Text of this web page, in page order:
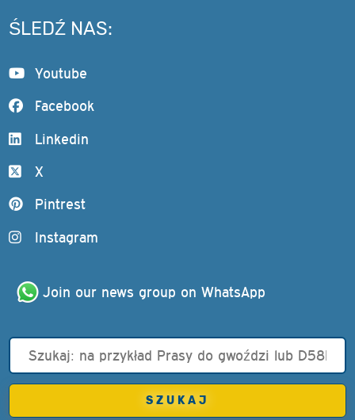
ŚLEDŹ NAS:
Youtube
Facebook
Linkedin
X
Pintrest
Instagram
Join our news group on WhatsApp